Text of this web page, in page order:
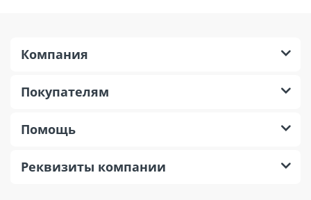
Компания
Покупателям
Помощь
Реквизиты компании